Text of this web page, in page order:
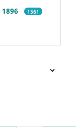
1896 1561